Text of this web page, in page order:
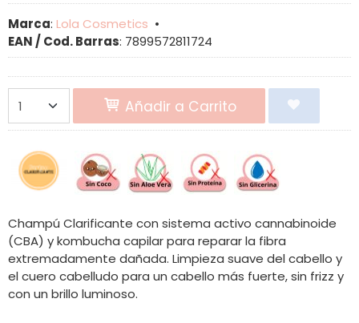
Marca: Lola Cosmetics •
EAN / Cod. Barras: 7899572811724
Añadir a Carrito
Champú Clarificante con sistema activo cannabinoide
(CBA) y kombucha capilar para reparar la fibra
extremadamente dañada. Limpieza suave del cabello y
el cuero cabelludo para un cabello más fuerte, sin frizz y
con un brillo luminoso.